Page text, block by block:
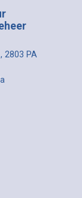
2803 PA